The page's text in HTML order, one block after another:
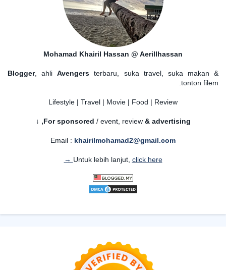
Mohamad Khairil Hassan @ Aerillhassan
Blogger, ahliAvengers terbaru, suka travel, suka makan &
tonton filem.
Lifestyle | Travel | Movie | Food | Review
For sponsored / event, review & advertising,
↓
Email : khairilmohamad2@gmail.com
Untuk lebih lanjut, click here →